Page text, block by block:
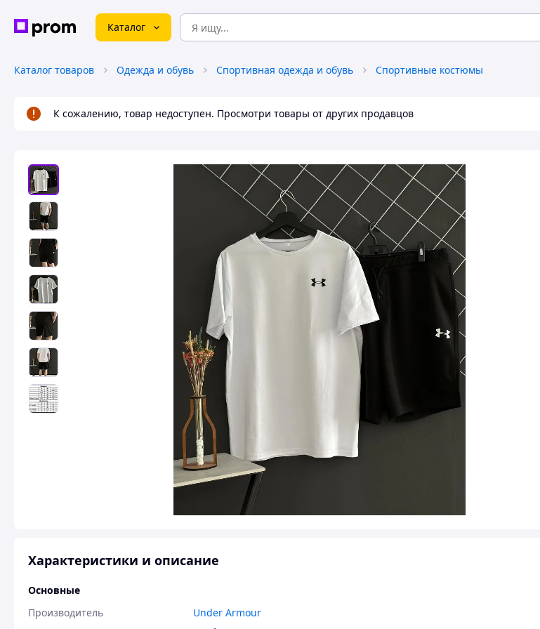
Каталог
Каталог товаров Одежда и обувь Спортивная одежда и обувь Спортивные костюмы
К сожалению, товар недоступен. Просмотри товары от других продавцов
Характеристики и описание
Основные
Производитель
Under Armour